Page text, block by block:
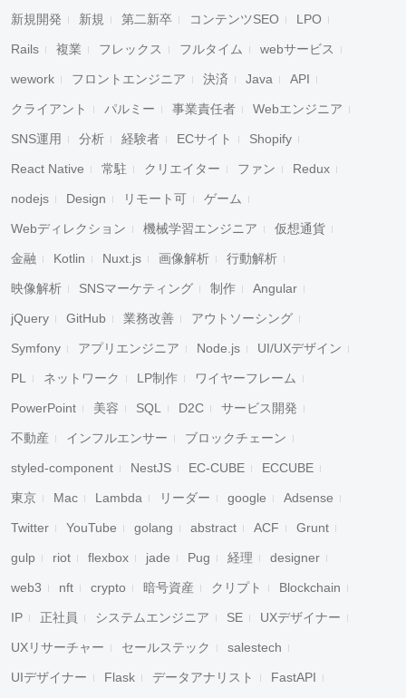
新規開発 新規 第二新卒 コンテンツSEO LPO
Rails 複業 フレックス フルタイム webサービス
wework フロントエンジニア 決済 Java API
クライアント パルミー 事業責任者 Webエンジニア
SNS運用 分析 経験者 ECサイト Shopify
React Native 常駐 クリエイター ファン Redux
nodejs Design リモート可 ゲーム
Webディレクション 機械学習エンジニア 仮想通貨
金融 Kotlin Nuxt.js 画像解析 行動解析
映像解析 SNSマーケティング 制作 Angular
jQuery GitHub 業務改善 アウトソーシング
Symfony アプリエンジニア Node.js UI/UXデザイン
PL ネットワーク LP制作 ワイヤーフレーム
PowerPoint 美容 SQL D2C サービス開発
不動産 インフルエンサー ブロックチェーン
styled-component NestJS EC-CUBE ECCUBE
東京 Mac Lambda リーダー google Adsense
Twitter YouTube golang abstract ACF Grunt
gulp riot flexbox jade Pug 経理 designer
web3 nft crypto 暗号資産 クリプト Blockchain
IP 正社員 システムエンジニア SE UXデザイナー
UXリサーチャー セールステック salestech
UIデザイナー Flask データアナリスト FastAPI